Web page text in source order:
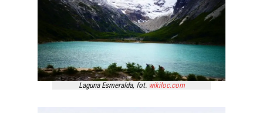
Laguna Esmeralda, fot. wikiloc.com